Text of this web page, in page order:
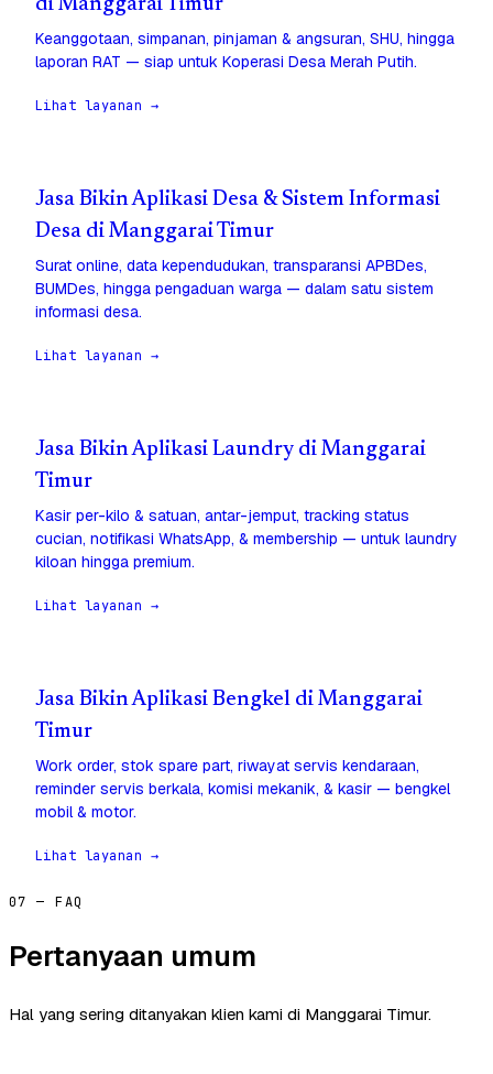
di Manggarai Timur
Keanggotaan, simpanan, pinjaman & angsuran, SHU, hingga
laporan RAT — siap untuk Koperasi Desa Merah Putih.
Lihat layanan →
Jasa Bikin Aplikasi Desa & Sistem Informasi
Desa di Manggarai Timur
Surat online, data kependudukan, transparansi APBDes,
BUMDes, hingga pengaduan warga — dalam satu sistem
informasi desa.
Lihat layanan →
Jasa Bikin Aplikasi Laundry di Manggarai
Timur
Kasir per-kilo & satuan, antar-jemput, tracking status
cucian, notifikasi WhatsApp, & membership — untuk laundry
kiloan hingga premium.
Lihat layanan →
Jasa Bikin Aplikasi Bengkel di Manggarai
Timur
Work order, stok spare part, riwayat servis kendaraan,
reminder servis berkala, komisi mekanik, & kasir — bengkel
mobil & motor.
Lihat layanan →
07 — FAQ
Pertanyaan umum
Hal yang sering ditanyakan klien kami di Manggarai Timur.